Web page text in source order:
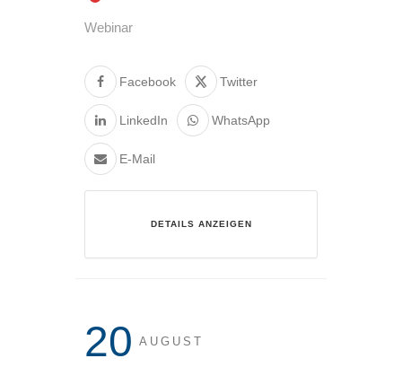
Webinar
Facebook Twitter
LinkedIn WhatsApp
E-Mail
DETAILS ANZEIGEN
20 AUGUST